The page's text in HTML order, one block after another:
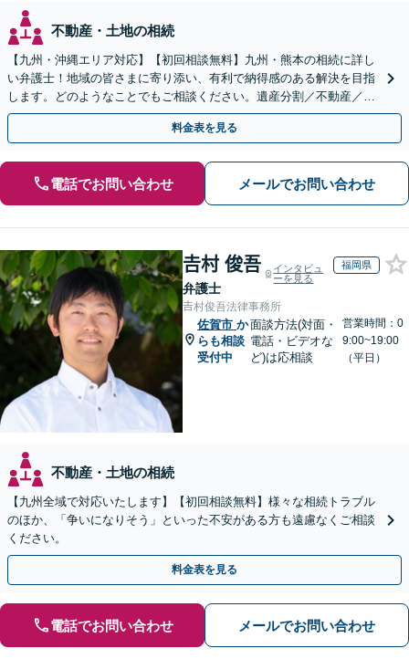
不動産・土地の相続
【九州・沖縄エリア対応】【初回相談無料】九州・熊本の相続に詳し
い弁護士！地域の皆さまに寄り添い、有利で納得感のある解決を目指
します。どのようなことでもご相談ください。遺産分割／不動産／遺
言書／使い込み／寄与分／遺留分／相続放棄【完全個室】
料金表を見る
電話でお問い合わせ メールでお問い合わせ
𠮷村 俊吾
弁護士
インタビュ
ーを見る
福岡県
𠮷村俊吾法律事務所
佐賀市 か
らも相談
受付中
面談方法(対面・
電話・ビデオな
ど)は応相談
営業時間：0
9:00~19:00
（平日）
不動産・土地の相続
【九州全域で対応いたします】【初回相談無料】様々な相続トラブル
のほか、「争いになりそう」といった不安がある方も遠慮なくご相談
ください。
料金表を見る
電話でお問い合わせ メールでお問い合わせ